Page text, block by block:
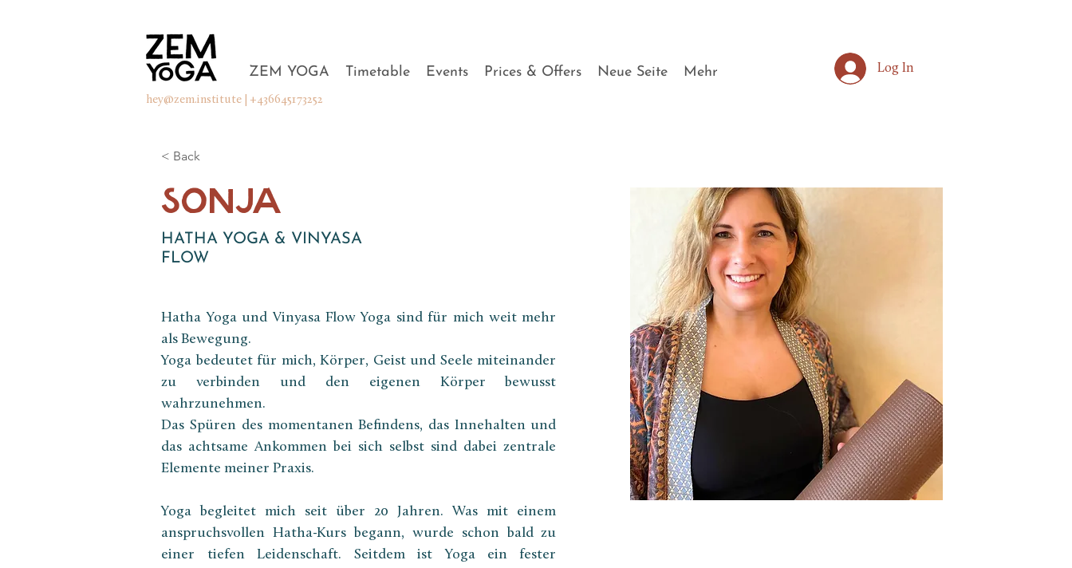
ZEM YOGA Timetable Events Prices & Offers Neue Seite Mehr
hey@zem.institute | +436645173252
Log In
< Back
SONJA
HATHA YOGA & VINYASA
FLOW
Hatha Yoga und Vinyasa Flow Yoga sind für mich weit mehr
als Bewegung.
Yoga bedeutet für mich, Körper, Geist und Seele miteinander
zu verbinden und den eigenen Körper bewusst
wahrzunehmen.
Das Spüren des momentanen Befindens, das Innehalten und
das achtsame Ankommen bei sich selbst sind dabei zentrale
Elemente meiner Praxis.
Yoga begleitet mich seit über 20 Jahren. Was mit einem
anspruchsvollen Hatha-Kurs begann, wurde schon bald zu
einer tiefen Leidenschaft. Seitdem ist Yoga ein fester